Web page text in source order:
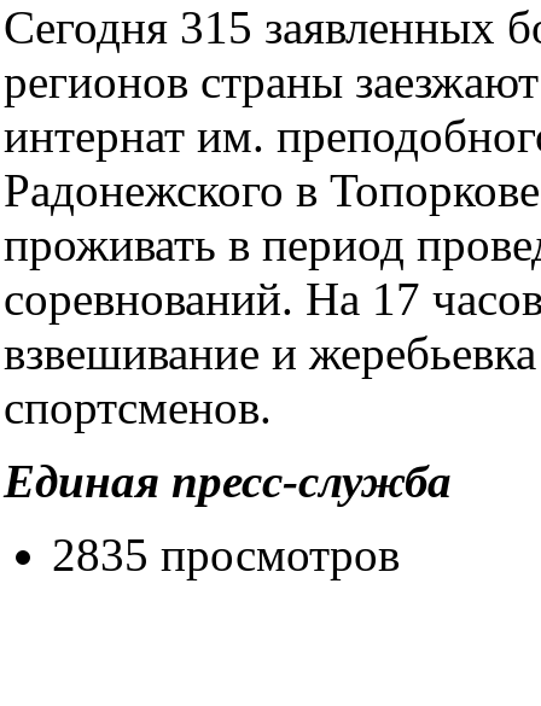
Сегодня 315 заявленных
регионов страны
интернат им.
Радонежского в
проживать в период
соревнований. На 17
взвешивание и
спортсменов.
Единая пресс-служба
2835 просмотров